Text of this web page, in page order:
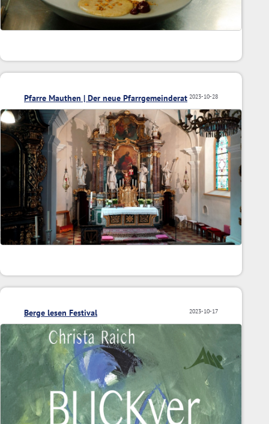
2023-10-28
Pfarre Mauthen | Der neue Pfarrgemeinderat
2023-10-17
Berge lesen Festival